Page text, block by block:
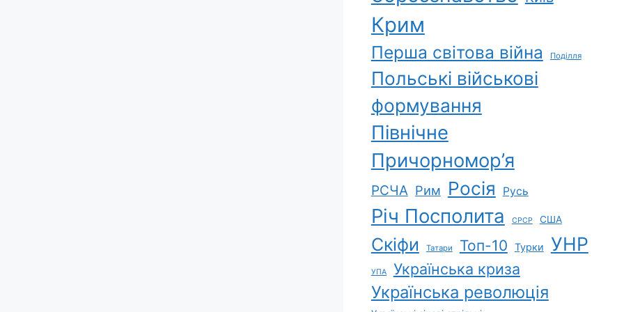
Крим
Перша світова війна Поділля
Польські військові
формування
Північне
Причорномор’я
РСЧА Рим Росія Русь
Річ Посполита СРСР США
Скіфи Татари Топ-10 Турки УНР
УПА Українська криза
Українська революція